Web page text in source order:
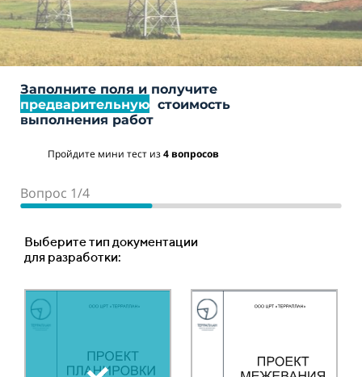
Заполните поля и получите
предварительную стоимость
выполнения работ
Пройдите мини тест из4 вопросов
Вопрос 1/4
Выберите тип документации
для разработки:
Вопрос 2/4
Тип объекта:
Вопрос 3/4
Ориентировочная площадь или протяженность
объекта :
Площадный объект
Вопрос 4/4
Место расположения объекта
Ваш телефон
Ориентировочная цена
составляет: